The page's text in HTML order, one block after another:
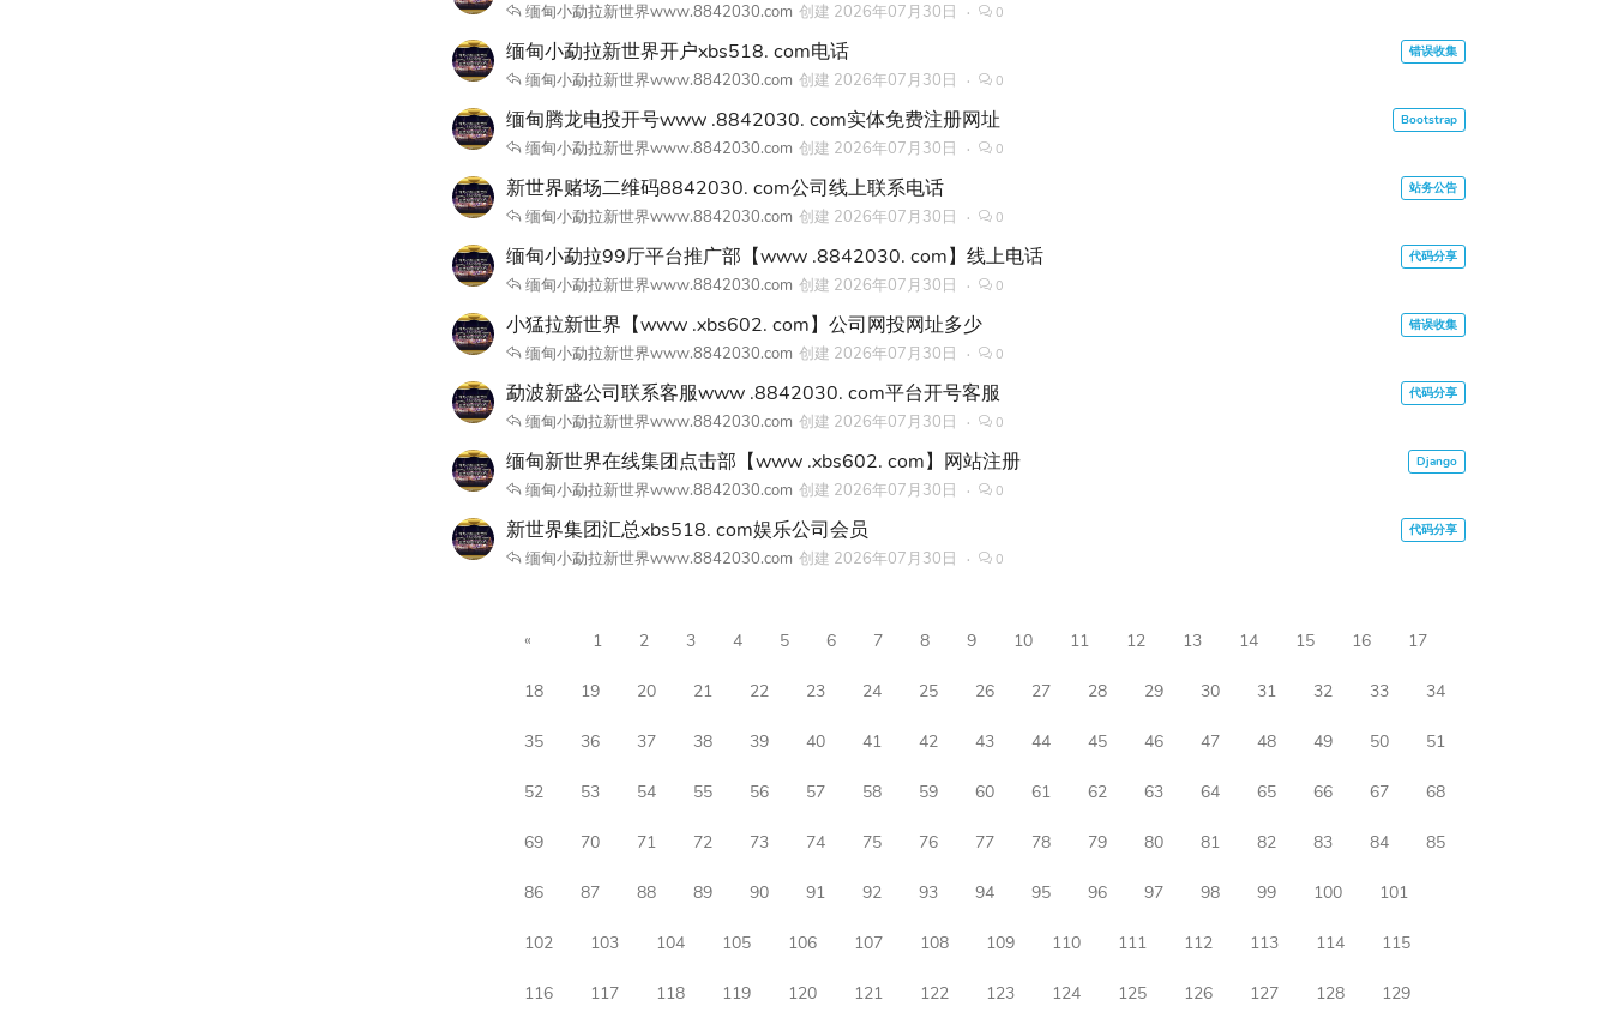
缅甸小勐拉新世界www.8842030.com 创建 2026年07月30日 0
缅甸小勐拉新世界开户xbs518. com电话
缅甸小勐拉新世界www.8842030.com 创建 2026年07月30日 0
缅甸腾龙电投开号www .8842030. com实体免费注册网址
缅甸小勐拉新世界www.8842030.com 创建 2026年07月30日 0
新世界赌场二维码8842030. com公司线上联系电话
缅甸小勐拉新世界www.8842030.com 创建 2026年07月30日 0
缅甸小勐拉99厅平台推广部【www .8842030. com】线上电话
缅甸小勐拉新世界www.8842030.com 创建 2026年07月30日 0
小猛拉新世界【www .xbs602. com】公司网投网址多少
缅甸小勐拉新世界www.8842030.com 创建 2026年07月30日 0
勐波新盛公司联系客服www .8842030. com平台开号客服
缅甸小勐拉新世界www.8842030.com 创建 2026年07月30日 0
缅甸新世界在线集团点击部【www .xbs602. com】网站注册
缅甸小勐拉新世界www.8842030.com 创建 2026年07月30日 0
新世界集团汇总xbs518. com娱乐公司会员
缅甸小勐拉新世界www.8842030.com 创建 2026年07月30日 0
1 2 3 4 5 6 7 8 9 10 11 12 13 14 15 16 17
18 19 20 21 22 23 24 25 26 27 28 29 30 31 32 33 34
35 36 37 38 39 40 41 42 43 44 45 46 47 48 49 50 51
52 53 54 55 56 57 58 59 60 61 62 63 64 65 66 67 68
69 70 71 72 73 74 75 76 77 78 79 80 81 82 83 84 85
86 87 88 89 90 91 92 93 94 95 96 97 98 99 100 101
102 103 104 105 106 107 108 109 110 111 112 113 114 115
116 117 118 119 120 121 122 123 124 125 126 127 128 129